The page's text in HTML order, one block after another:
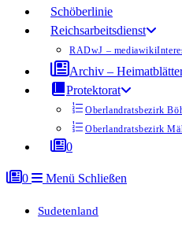
Schöberlinie
Reichsarbeitsdienst
RADwJ – mediawiki
Archiv –
Protektorat
Oberlandratsbezirk
Oberlandratsbezirk
0
0 Menü Schließen
Sudetenland